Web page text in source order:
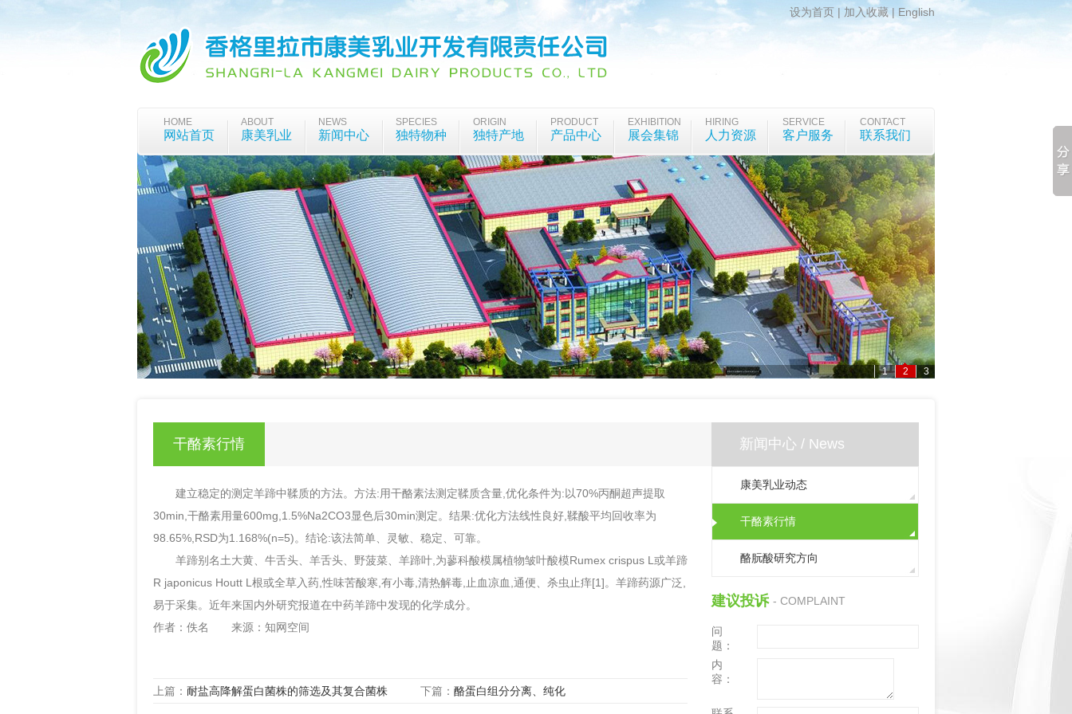
设为首页 | 加入收藏| English
HOME
网站首页
ABOUT
康美乳业
NEWS
新闻中心
SPECIES
独特物种
ORIGIN
独特产地
PRODUCT
产品中心
EXHIBITION
展会集锦
HIRING
人力资源
SERVICE
客户服务
CONTACT
联系我们
1 2 3
干酪素行情
建立稳定的测定羊蹄中鞣质的方法。方法:用干酪素法测定鞣质含量,优化条件为:以70%丙酮超声提取
30min,干酪素用量600mg,1.5%Na2CO3显色后30min测定。结果:优化方法线性良好,鞣酸平均回收率为
98.65%,RSD为1.168%(n=5)。结论:该法简单、灵敏、稳定、可靠。
羊蹄别名土大黄、牛舌头、羊舌头、野菠菜、羊蹄叶,为蓼科酸模属植物皱叶酸模Rumex crispus L或羊蹄
R japonicus Houtt L根或全草入药,性味苦酸寒,有小毒,清热解毒,止血凉血,通便、杀虫止痒[1]。羊蹄药源广泛,
易于采集。近年来国内外研究报道在中药羊蹄中发现的化学成分。
作者：佚名 来源：知网空间
上篇： 耐盐高降解蛋白菌株的筛选及其复合菌株 下篇： 酪蛋白组分分离、纯化
新闻中心 / News
康美乳业动态
干酪素行情
酪朊酸研究方向
建议投诉 - COMPLAINT
问
题：
内
容：